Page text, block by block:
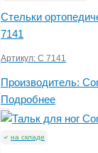
Стельки
7141
Артикул: C 7141
Производитель:
Подробнее
на складе